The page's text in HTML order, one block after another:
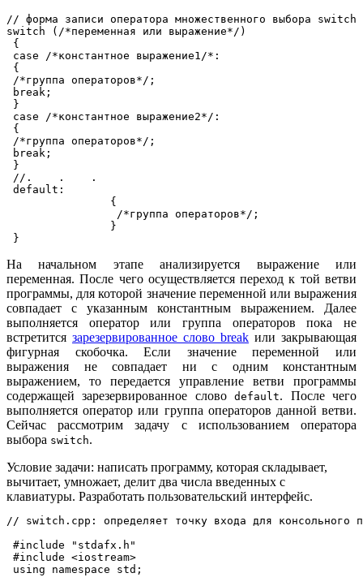
// форма записи оператора множественного выбора switch
switch (/*переменная или выражение*/)
{
case /*константное выражение1/*:
{
/*группа операторов*/;
break;
}
case /*константное выражение2*/:
{
/*группа операторов*/;
break;
}
//.    .    .
default:
                {
                 /*группа операторов*/;
                }
}
На начальном этапе анализируется выражение или
переменная. После чего осуществляется переход к той ветви
программы, для которой значение переменной или выражения
совпадает с указанным константным выражением. Далее
выполняется оператор или группа операторов пока не
встретится зарезервированное слово break или закрывающая
фигурная скобочка. Если значение переменной или
выражения не совпадает ни с одним константным
выражением, то передается управление ветви программы
содержащей зарезервированное словоdefault. После чего
выполняется оператор или группа операторов данной ветви.
Сейчас рассмотрим задачу с использованием оператора
выбора switch.
Условие задачи: написать программу, которая складывает,
вычитает, умножает, делит два числа введенных с
клавиатуры. Разработать пользовательский интерфейс.
// switch.cpp: определяет точку входа для консольного
#include "stdafx.h"
#include <iostream>
using namespace std;